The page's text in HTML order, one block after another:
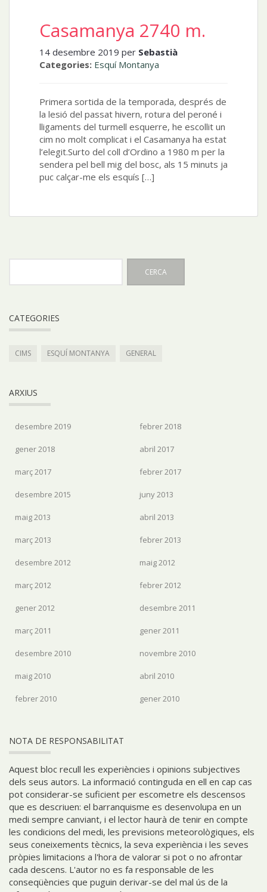
Casamanya 2740 m.
14 desembre 2019 per Sebastià
Categories: Esquí Montanya
Primera sortida de la temporada, després de
la lesió del passat hivern, rotura del peroné i
lligaments del turmell esquerre, he escollit un
cim no molt complicat i el Casamanya ha estat
l’elegit.Surto del coll d’Ordino a 1980 m per la
sendera pel bell mig del bosc, als 15 minuts ja
puc calçar-me els esquís […]
CATEGORIES
CIMS ESQUÍ MONTANYA GENERAL
ARXIUS
desembre 2019 febrer 2018
gener 2018 abril 2017
març 2017 febrer 2017
desembre 2015 juny 2013
maig 2013 abril 2013
març 2013 febrer 2013
desembre 2012 maig 2012
març 2012 febrer 2012
gener 2012 desembre 2011
març 2011 gener 2011
desembre 2010 novembre 2010
maig 2010 abril 2010
febrer 2010 gener 2010
NOTA DE RESPONSABILITAT
Aquest bloc recull les experiències i opinions subjectives
dels seus autors. La informació continguda en ell en cap cas
pot considerar-se suficient per escometre els descensos
que es descriuen: el barranquisme es desenvolupa en un
medi sempre canviant, i el lector haurà de tenir en compte
les condicions del medi, les previsions meteorològiques, els
seus coneixements tècnics, la seva experiència i les seves
pròpies limitacions a l'hora de valorar si pot o no afrontar
cada descens. L'autor no es fa responsable de les
conseqüències que puguin derivar-se del mal ús de la